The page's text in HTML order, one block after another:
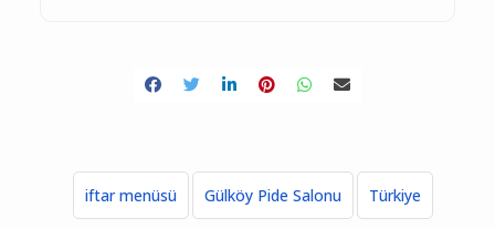
iftar menüsü Gülköy Pide Salonu Türkiye